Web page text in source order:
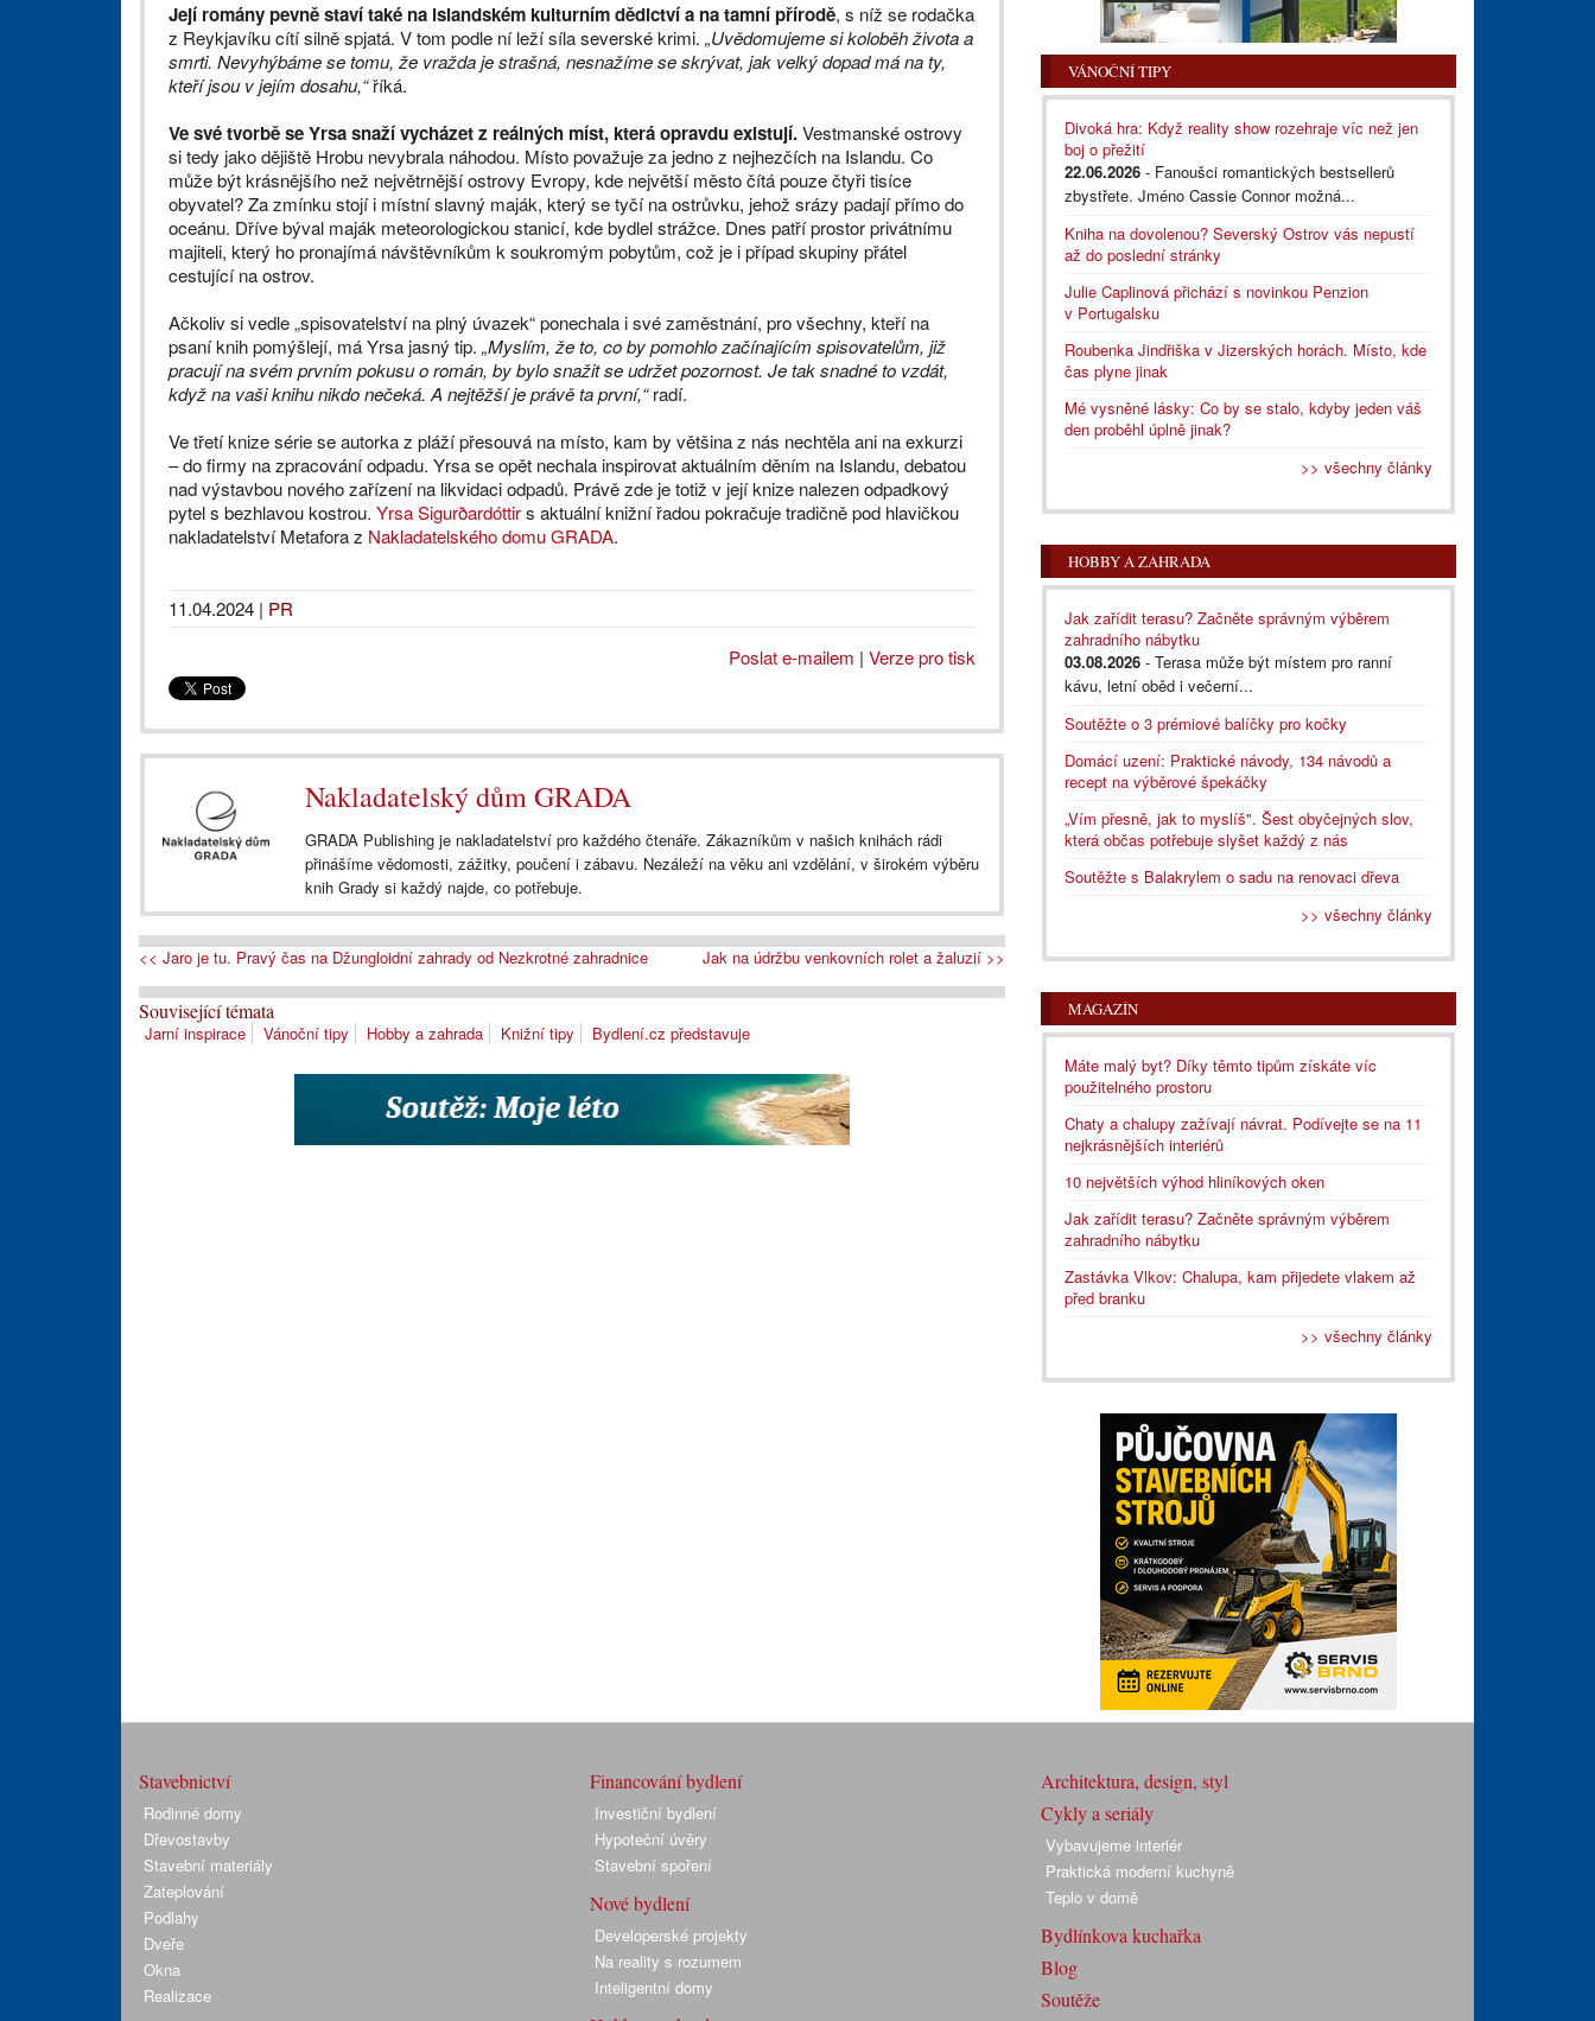
Její romány pevně staví také na islandském kulturním dědictví a na tamní přírodě, s níž se rodačka
z Reykjavíku cítí silně spjatá. V tom podle ní leží síla severské krimi. „Uvědomujeme si koloběh života a
smrti. Nevyhýbáme se tomu, že vražda je strašná, nesnažíme se skrývat, jak velký dopad má na ty,
kteří jsou v jejím dosahu,“říká.
Ve své tvorbě se Yrsa snaží vycházet z reálných míst, která opravdu existují.Vestmanské ostrovy
si tedy jako dějiště Hrobu nevybrala náhodou. Místo považuje za jedno z nejhezčích na Islandu. Co
může být krásnějšího než největrnější ostrovy Evropy, kde největší město čítá pouze čtyři tisíce
obyvatel? Za zmínku stojí i místní slavný maják, který se tyčí na ostrůvku, jehož srázy padají přímo do
oceánu. Dříve býval maják meteorologickou stanicí, kde bydlel strážce. Dnes patří prostor privátnímu
majiteli, který ho pronajímá návštěvníkům k soukromým pobytům, což je i případ skupiny přátel
cestující na ostrov.
Ačkoliv si vedle „spisovatelství na plný úvazek“ ponechala i své zaměstnání, pro všechny, kteří na
psaní knih pomýšlejí, má Yrsa jasný tip. „Myslím, že to, co by pomohlo začínajícím spisovatelům, již
pracují na svém prvním pokusu o román, by bylo snažit se udržet pozornost. Je tak snadné to vzdát,
když na vaši knihu nikdo nečeká. A nejtěžší je právě ta první,“radí.
Ve třetí knize série se autorka z pláží přesouvá na místo, kam by většina z nás nechtěla ani na exkurzi
– do firmy na zpracování odpadu. Yrsa se opět nechala inspirovat aktuálním děním na Islandu, debatou
nad výstavbou nového zařízení na likvidaci odpadů. Právě zde je totiž v její knize nalezen odpadkový
pytel s bezhlavou kostrou. Yrsa Sigurðardóttirs aktuální knižní řadou pokračuje tradičně pod hlavičkou
nakladatelství Metafora z Nakladatelského domu GRADA.
11.04.2024 | PR
Poslat e-mailem | Verze pro tisk
Nakladatelský dům GRADA
GRADA Publishing je nakladatelství pro každého čtenáře. Zákazníkům v našich knihách rádi
přinášíme vědomosti, zážitky, poučení i zábavu. Nezáleží na věku ani vzdělání, v širokém výběru
knih Grady si každý najde, co potřebuje.
<< Jaro je tu. Pravý čas na Džungloidní zahrady od Nezkrotné zahradnice Jak na údržbu venkovních rolet a žaluzií >>
Související témata
Jarní inspirace Vánoční tipy Hobby a zahrada Knižní tipy Bydlení.cz představuje
VÁNOČNÍ TIPY
Divoká hra: Když reality show rozehraje víc než jen
boj o přežití
22.06.2026 - Fanoušci romantických bestsellerů
zbystřete. Jméno Cassie Connor možná...
Kniha na dovolenou? Severský Ostrov vás nepustí
až do poslední stránky
Julie Caplinová přichází s novinkou Penzion
v Portugalsku
Roubenka Jindřiška v Jizerských horách. Místo, kde
čas plyne jinak
Mé vysněné lásky: Co by se stalo, kdyby jeden váš
den proběhl úplně jinak?
>> všechny články
HOBBY A ZAHRADA
Jak zařídit terasu? Začněte správným výběrem
zahradního nábytku
03.08.2026 - Terasa může být místem pro ranní
kávu, letní oběd i večerní...
Soutěžte o 3 prémiové balíčky pro kočky
Domácí uzení: Praktické návody, 134 návodů a
recept na výběrové špekáčky
„Vím přesně, jak to myslíš". Šest obyčejných slov,
která občas potřebuje slyšet každý z nás
Soutěžte s Balakrylem o sadu na renovaci dřeva
>> všechny články
MAGAZÍN
Máte malý byt? Díky těmto tipům získáte víc
použitelného prostoru
Chaty a chalupy zažívají návrat. Podívejte se na 11
nejkrásnějších interiérů
10 největších výhod hliníkových oken
Jak zařídit terasu? Začněte správným výběrem
zahradního nábytku
Zastávka Vlkov: Chalupa, kam přijedete vlakem až
před branku
>> všechny články
Stavebnictví
Rodinné domy
Dřevostavby
Stavební materiály
Zateplování
Podlahy
Dveře
Okna
Realizace
Financování bydlení
Investiční bydlení
Hypoteční úvěry
Stavební spoření
Nové bydlení
Developerské projekty
Na reality s rozumem
Inteligentní domy
Architektura, design, styl
Cykly a seriály
Vybavujeme interiér
Praktická moderní kuchyně
Teplo v domě
Bydlínkova kuchařka
Blog
Soutěže